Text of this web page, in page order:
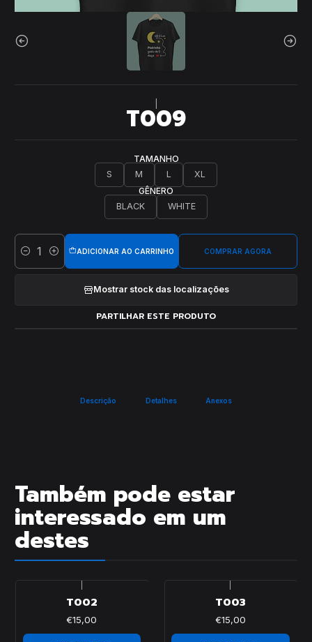
T009
TAMANHO
S
M L
XL
GÊNERO
BLACK
WHITE
Quantidade
ADICIONAR AO CARRINHO COMPRAR AGORA
Mostrar stock das localizações
PARTILHAR ESTE PRODUTO
Descrição Detalhes Anexos
Também pode estar
interessado em um
destes
T002
€15,00
T003
€15,00